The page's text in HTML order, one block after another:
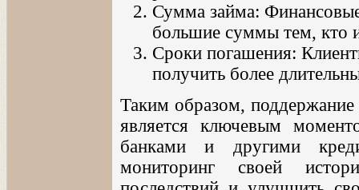
Сумма займа:
большие суммы тем, кто
Сроки погашения:
получить более
Таким образом,
является ключевым
банками и другими
мониторинг своей